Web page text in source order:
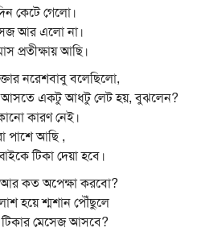
কেটে গেলো।
আর এলো না।
প্রতীক্ষায় আছি।
নরেশবাবু বলেছিলো,
আসতে একটু আধটু লেট হয়, বুঝলেন?
কারণ নেই।
পাশে আছি ,
টিকা দেয়া হবে।
কত অপেক্ষা করবো?
হয়ে শ্মশান পৌঁছুলে
মেসেজ আসবে?